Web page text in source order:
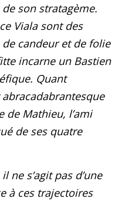
son stratagème.
Viala sont des
candeur et de folie
incarne un Bastien
Quant
de Mathieu, l’ami
de ses quatre
ne s’agit pas d’une
à ces trajectoires